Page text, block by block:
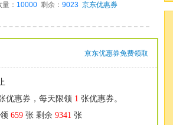
量： 10000 剩余： 9023 京东优惠券
京东优惠券免费领取
优惠券，每天限领 1 张优惠券。
659 张 剩余 9341 张